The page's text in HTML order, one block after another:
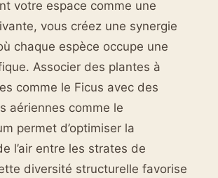
votre espace comme une
vous créez une synergie
chaque espèce occupe une
Associer des plantes à
comme le Ficus avec des
aériennes comme le
permet d’optimiser la
l’air entre les strates de
diversité structurelle favorise